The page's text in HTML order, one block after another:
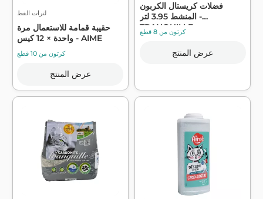
لترات القط
حقيبة قمامة للاستعمال مرة
واحدة × 12 كيس - AIME
كرتون من 10 قطع
عرض المنتج
فضلات كريستال الكربون
المنشط 3.95 لتر -
TRANQUILLE
كرتون من 8 قطع
عرض المنتج